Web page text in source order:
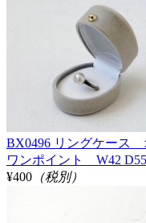
BX0496 リングケー
ワンポイント W42
¥400 （税別）